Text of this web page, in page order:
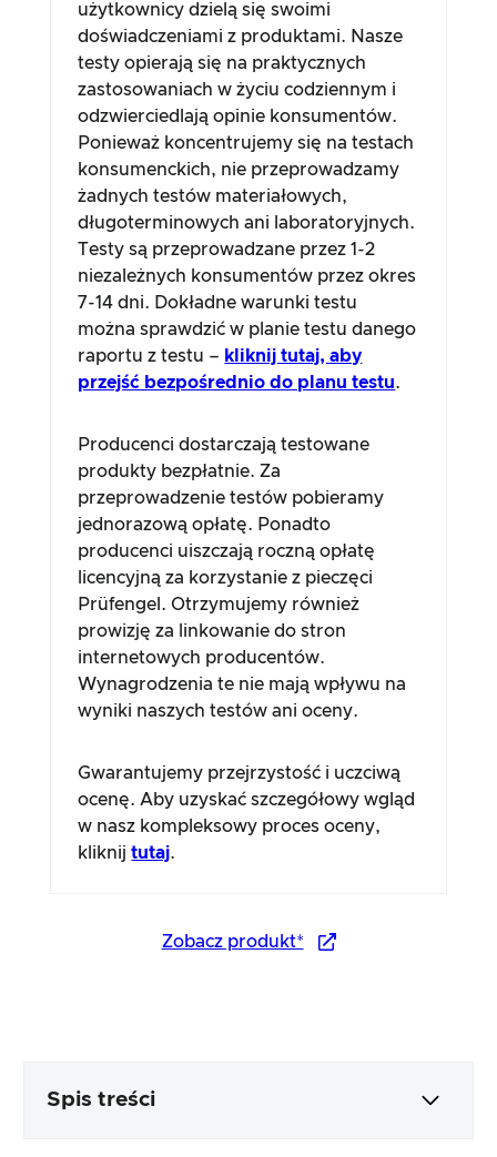
użytkownicy dzielą się swoimi
doświadczeniami z produktami. Nasze
testy opierają się na praktycznych
zastosowaniach w życiu codziennym i
odzwierciedlają opinie konsumentów.
Ponieważ koncentrujemy się na testach
konsumenckich, nie przeprowadzamy
żadnych testów materiałowych,
długoterminowych ani laboratoryjnych.
Testy są przeprowadzane przez 1-2
niezależnych konsumentów przez okres
7-14 dni. Dokładne warunki testu
można sprawdzić w planie testu danego
raportu z testu – kliknij tutaj, aby
przejść bezpośrednio do planu testu.
Producenci dostarczają testowane
produkty bezpłatnie. Za
przeprowadzenie testów pobieramy
jednorazową opłatę. Ponadto
producenci uiszczają roczną opłatę
licencyjną za korzystanie z pieczęci
Prüfengel. Otrzymujemy również
prowizję za linkowanie do stron
internetowych producentów.
Wynagrodzenia te nie mają wpływu na
wyniki naszych testów ani oceny.
Gwarantujemy przejrzystość i uczciwą
ocenę. Aby uzyskać szczegółowy wgląd
w nasz kompleksowy proces oceny,
kliknijtutaj.
Zobacz produkt*
Spis treści